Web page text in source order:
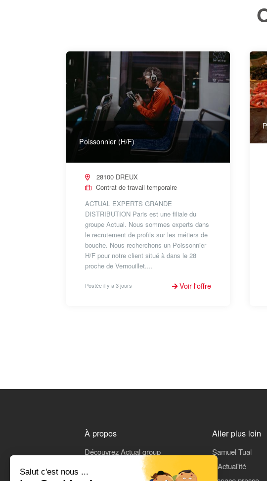
Salut c'est nous ...
Poissonnier (H/F)
28100 DREUX
Contrat de travail temporaire
ACTUAL EXPERTS GRANDE
DISTRIBUTION Paris est une filiale du
groupe Actual. Nous sommes experts dans
le recrutement de profils sur les métiers de
bouche. Nous recherchons un Poissonnier
H/F pour notre client situé à dans le 28
proche de Vernouillet....
Postée il y a 3 jours Voir l'offre
À propos
Découvrez Actual group
Aller plus loin
Samuel Tual
L'Actual'ité